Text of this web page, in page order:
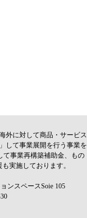
外に対して商品・サービス
して事業展開を行う事業を
て事業再構築補助金、もの
実施しております。
ンスペースSoie 105